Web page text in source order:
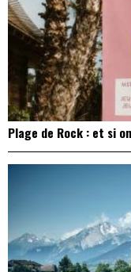
Plage de Rock : et si